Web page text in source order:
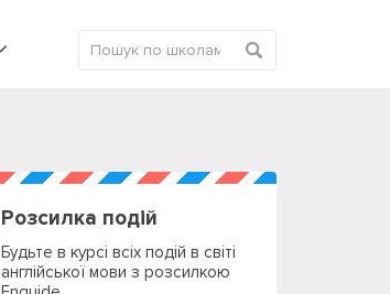
Розсилка подій
Будьте в курсі всіх подій в світі
англійської мови з розсилкою